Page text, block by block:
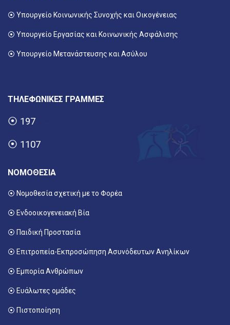
⦿ Υπουργείο Κοινωνικής Συνοχής και Οικογένειας
⦿ Υπουργείο Εργασίας και Κοινωνικής Ασφάλισης
⦿ Υπουργείο Μετανάστευσης και Ασύλου
ΤΗΛΕΦΩΝΙΚΕΣ ΓΡΑΜΜΕΣ
⦿ 197
⦿ 1107
ΝΟΜΟΘΕΣΙΑ
⦿ Νομοθεσία σχετική με το Φορέα
⦿ Ενδοοικογενειακή Βία
⦿ Παιδική Προστασία
⦿ Επιτροπεία-Εκπροσώπηση Ασυνόδευτων Ανηλίκων
⦿ Εμπορία Ανθρώπων
⦿ Ευάλωτες ομάδες
⦿ Πιστοποίηση